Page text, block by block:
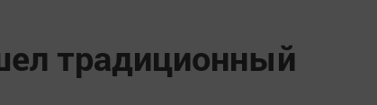
традиционный